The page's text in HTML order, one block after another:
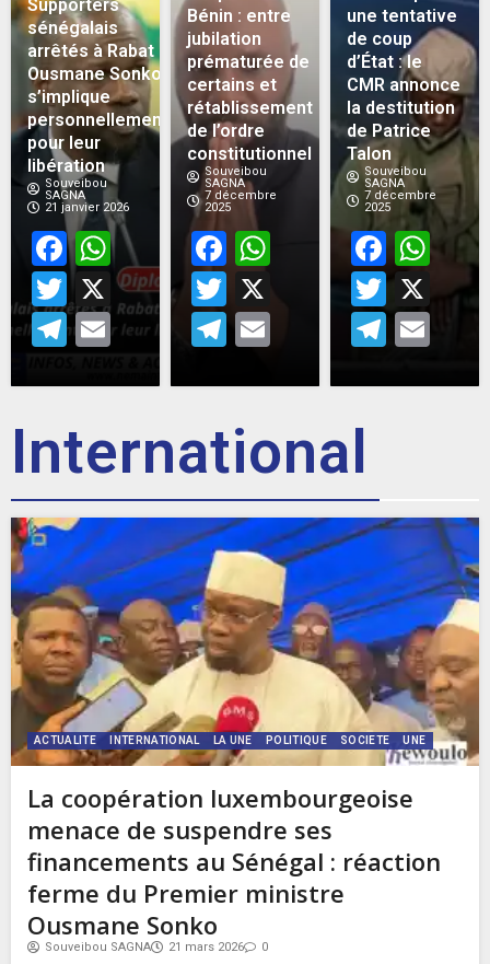
Supporters
sénégalais
arrêtés à Rabat :
Ousmane Sonko
s’implique
personnellement
pour leur
libération
Souveibou
SAGNA
21 janvier 2026
Facebook
WhatsApp
Twitter
X
Telegram
Email
Bénin : entre
jubilation
prématurée de
certains et
rétablissement
de l’ordre
constitutionnel
Souveibou
SAGNA
7 décembre
2025
Facebook
WhatsApp
Twitter
Telegram
Email
une tentative
de coup
d’État : le
CMR annonce
la destitution
de Patrice
Talon
Souveibou
SAGNA
7 décembre
2025
X
International
ACTUALITE INTERNATIONAL LA UNE POLITIQUE SOCIETE UNE
La coopération luxembourgeoise
menace de suspendre ses
financements au Sénégal : réaction
ferme du Premier ministre
Ousmane Sonko
Souveibou SAGNA 21 mars 2026 0